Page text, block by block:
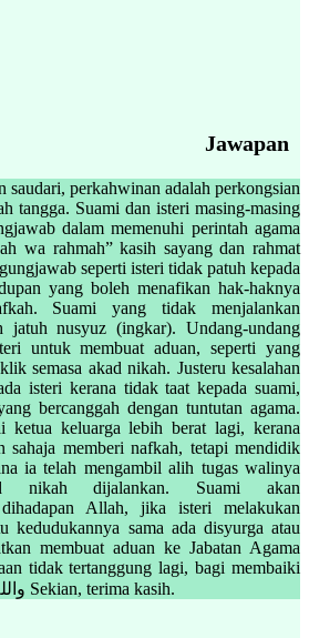
Jawapan
saudari, perkahwinan adalah perkongsian
tangga. Suami dan isteri masing-masing
dalam memenuhi perintah agama
wa rahmah” kasih sayang dan rahmat
seperti isteri tidak patuh kepada
yang boleh menafikan hak-haknya
Suami yang tidak menjalankan
jatuh nusyuz (ingkar). Undang-undang
untuk membuat aduan, seperti yang
semasa akad nikah. Justeru kesalahan
isteri kerana tidak taat kepada suami,
bercanggah dengan tuntutan agama.
ketua keluarga lebih berat lagi, kerana
sahaja memberi nafkah, tetapi mendidik
ia telah mengambil alih tugas walinya
nikah dijalankan. Suami akan
dihadapan Allah, jika isteri melakukan
kedudukannya sama ada disyurga atau
membuat aduan ke Jabatan Agama
tidak tertanggung lagi, bagi membaiki
keadaan. والله أعلم بالصواب Sekian, terima kasih.